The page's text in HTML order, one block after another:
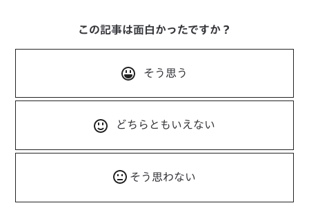
この記事は面白かったですか？
そう思う
どちらともいえない
そう思わない